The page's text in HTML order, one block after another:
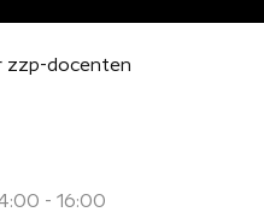
zzp-docenten
- 16:00